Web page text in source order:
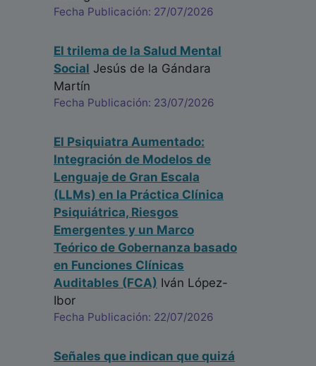
Fecha Publicación: 27/07/2026
El trilema de la Salud Mental
Social Jesús de la Gándara
Martín
Fecha Publicación: 23/07/2026
El Psiquiatra Aumentado:
Integración de Modelos de
Lenguaje de Gran Escala
(LLMs) en la Práctica Clínica
Psiquiátrica, Riesgos
Emergentes y un Marco
Teórico de Gobernanza basado
en Funciones Clínicas
Auditables (FCA) Iván López-
Ibor
Fecha Publicación: 22/07/2026
Señales que indican que quizá